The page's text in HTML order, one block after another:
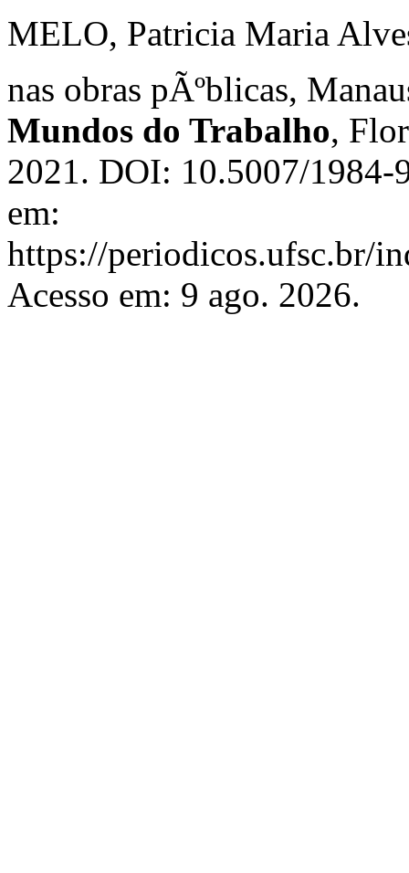
MELO, Patricia Maria
nas obras pÃºblicas,
Mundos do Trabalho,
2021. DOI: 10.5007/
em:
https://periodicos.ufsc.br/
Acesso em: 9 ago. 2026.